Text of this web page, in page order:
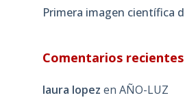
Primera imagen científica
Comentarios recientes
laura lopez en AÑO-LUZ